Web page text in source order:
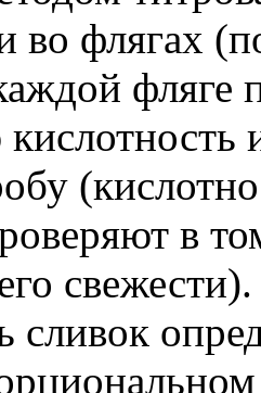
во флягах
фляге
в
свежести).
сливок